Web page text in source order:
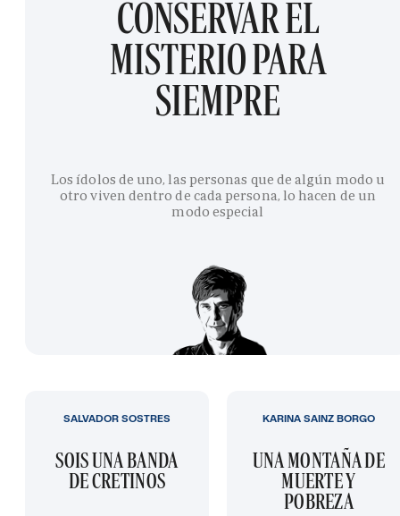
CONSERVAR EL
MISTERIO PARA
SIEMPRE
Los ídolos de uno, las personas que de algún modo u
otro viven dentro de cada persona, lo hacen de un
modo especial
SOIS UNA BANDA
DE CRETINOS
SALVADOR SOSTRES
UNA MONTAÑA DE
MUERTE Y
POBREZA
KARINA SAINZ BORGO